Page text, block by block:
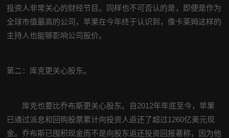
投资人非常关心的财经节目。同样也不可否认的是，即便是作为
全球市值最高的公司，苹果在今年终于认识到，像卡莱姆这样的
主持人也能够影响公司股价。
第二：库克更关心股东。
库克也要比乔布斯更关心股东。自2012年年底至今，苹果
已通过派息和回购股票累计向投资人返还了超过1260亿美元现
金。乔布斯已囤积现金而不是向股东返还投资回报著称，因为他